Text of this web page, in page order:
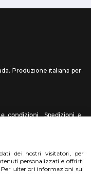
Produzione italiana per
condizioni
Spedizioni e
una foto
dei nostri visitatori, per
personalizzati e offrirti
Per ulteriori informazioni sui